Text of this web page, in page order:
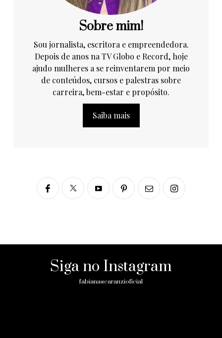
Sobre mim!
Sou jornalista, escritora e empreendedora.
Depois de anos na TV Globo e Record, hoje
ajudo mulheres a se reinventarem por meio
de conteúdos, cursos e palestras sobre
carreira, bem-estar e propósito.
Saiba mais
Siga no Instagram
fabianascaranzioficial